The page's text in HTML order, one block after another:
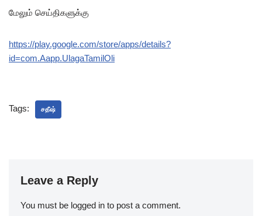
மேலும் செய்திகளுக்கு
https://play.google.com/store/apps/details?
id=com.Aapp.UlagaTamilOli
Tags: சதீஷ்
Leave a Reply
You must be logged in to post a comment.